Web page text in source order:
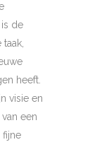
de
heeft.
visie en
een
fijne